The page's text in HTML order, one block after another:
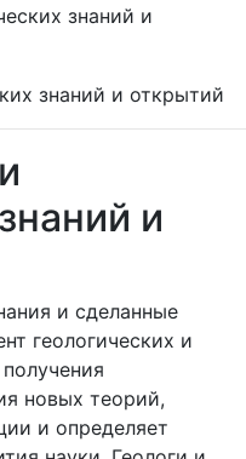
знаний и
и
и сделанные
геологических и
новых теорий,
и определяет